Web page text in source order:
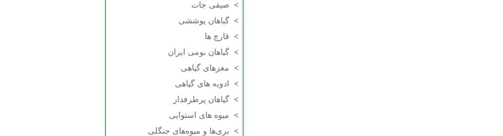
> صیفی جات
> گیاهان پوششی
> قارچ ها
> گیاهان بومی ایران
> مغزهای گیاهی
>
ادویه های گیاهی
> گیاهان پرطرفدار
> میوه های استوایی
> بری‌ها و میوه‌های جنگلی